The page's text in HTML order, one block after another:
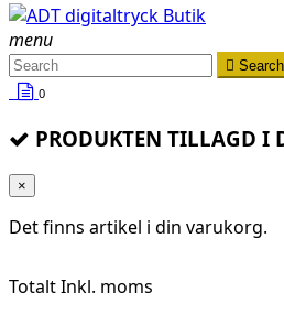
menu
 Search
0
PRODUKTEN TILLAGD I
×
Det finns artikel i din varukorg.
TotaltInkl. moms